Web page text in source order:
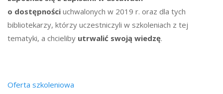
o dostępności uchwalonych w 2019 r. oraz dla tych
bibliotekarzy, którzy uczestniczyli w szkoleniach z tej
tematyki, a chcieliby utrwalić swoją wiedzę.
Oferta szkoleniowa